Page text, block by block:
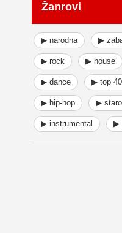
Žanrovi
▶ narodna ▶
▶ rock ▶ house
▶ dance ▶ top 40
▶ hip-hop ▶
▶ instrumental ▶